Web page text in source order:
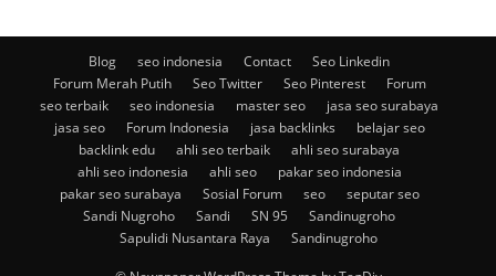
Blog seo indonesia Contact
Seo Linkedin
Forum Merah Putih
Seo Twitter Seo Pinterest
Forum
seo terbaik
seo indonesia master seo
jasa seo surabaya
jasa seo
Forum Indonesia jasa backlinks
belajar seo
backlink edu
ahli seo terbaik
ahli seo surabaya
ahli seo indonesia
ahli seo
pakar seo indonesia
pakar seo surabaya
Sosial Forum seo
seputar seo
Sandi Nugroho
Sandi SN 95
Sandinugroho
Sapulidi Nusantara Raya
Sandinugroho